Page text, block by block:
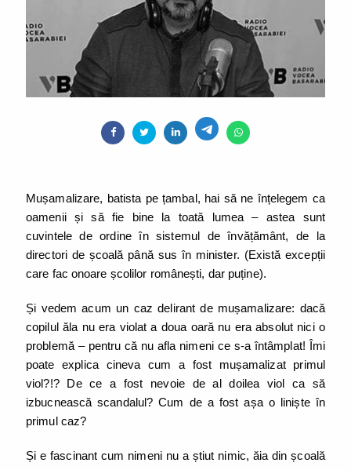
Mușamalizare, batista pe țambal, hai să ne înțelegem ca
oamenii și să fie bine la toată lumea – astea sunt
cuvintele de ordine în sistemul de învățământ, de la
directori de școală până sus în minister. (Există excepții
care fac onoare școlilor românești, dar puține).
Și vedem acum un caz delirant de mușamalizare: dacă
copilul ăla nu era violat a doua oară nu era absolut nici o
problemă – pentru că nu afla nimeni ce s-a întâmplat! Îmi
poate explica cineva cum a fost mușamalizat primul
viol?!? De ce a fost nevoie de al doilea viol ca să
izbucnească scandalul? Cum de a fost așa o liniște în
primul caz?
Și e fascinant cum nimeni nu a știut nimic, ăia din școală